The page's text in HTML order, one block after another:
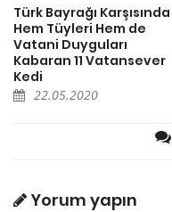
Türk Bayrağı Karşısında
Hem Tüyleri Hem de
Vatani Duyguları
Kabaran 11 Vatansever
Kedi
22.05.2020
Yorum yapın